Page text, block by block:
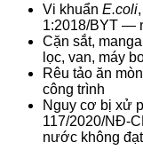
Vi khuẩn E.coli,
1:2018/BYT —
Cặn sắt,
lọc, van, máy
Rêu tảo ăn
công trình
Nguy cơ bị xử
117/2020/NĐ-
nước không